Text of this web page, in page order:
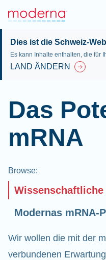
Dies ist die Schweiz-
Es kann Inhalte enthalten, die für
LAND ÄNDERN
Das
mRNA
Browse:
Wissenschaftliche
Modernas mRNA-
Wir wollen die mit der
verbundenen